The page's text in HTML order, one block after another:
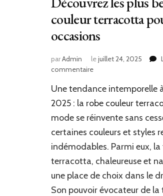
couleur terracotta
occasions
parAdmin lejuillet 24, 2025
commentairesur
les
plus
robes
couleur
terracotta
pour
toutes
les
occasions
Une tendance intemporelle
2025 : la robe couleur
mode se réinvente sans
certaines couleurs et styles
indémodables. Parmi eux,
terracotta, chaleureuse et
une place de choix dans le
Son pouvoir évocateur de